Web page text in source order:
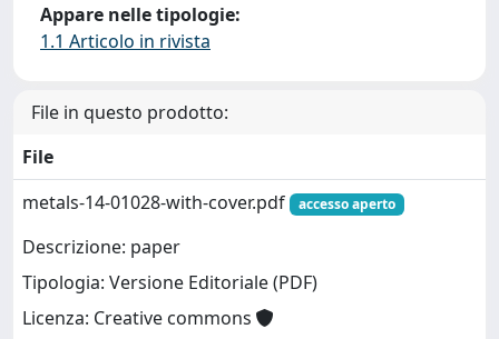
Appare nelle tipologie:
1.1 Articolo in rivista
File in questo prodotto:
File
metals-14-01028-with-cover.pdf
accesso aperto
Descrizione: paper
Tipologia: Versione Editoriale (PDF)
Licenza: Creative commons